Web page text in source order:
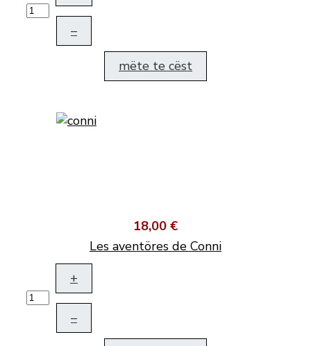
–
mëte te cëst
18,00 €
Les aventöres de Conni
+
–